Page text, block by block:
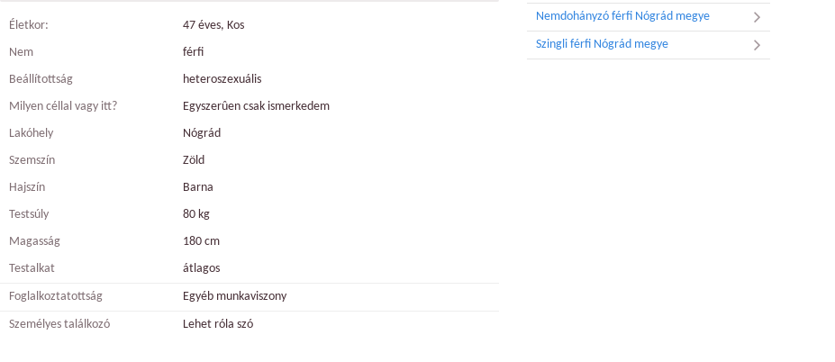
Életkor:
47 éves, Kos
Nem
férfi
Beállítottság
heteroszexuális
Milyen céllal vagy itt?
Egyszerûen csak ismerkedem
Lakóhely
Nógrád
Szemszín
Zöld
Hajszín
Barna
Testsúly
80 kg
Magasság
180 cm
Testalkat
átlagos
Foglalkoztatottság Egyéb munkaviszony
Személyes találkozó Lehet róla szó
Nemdohányzó férfi Nógrád megye
Szingli férfi Nógrád megye